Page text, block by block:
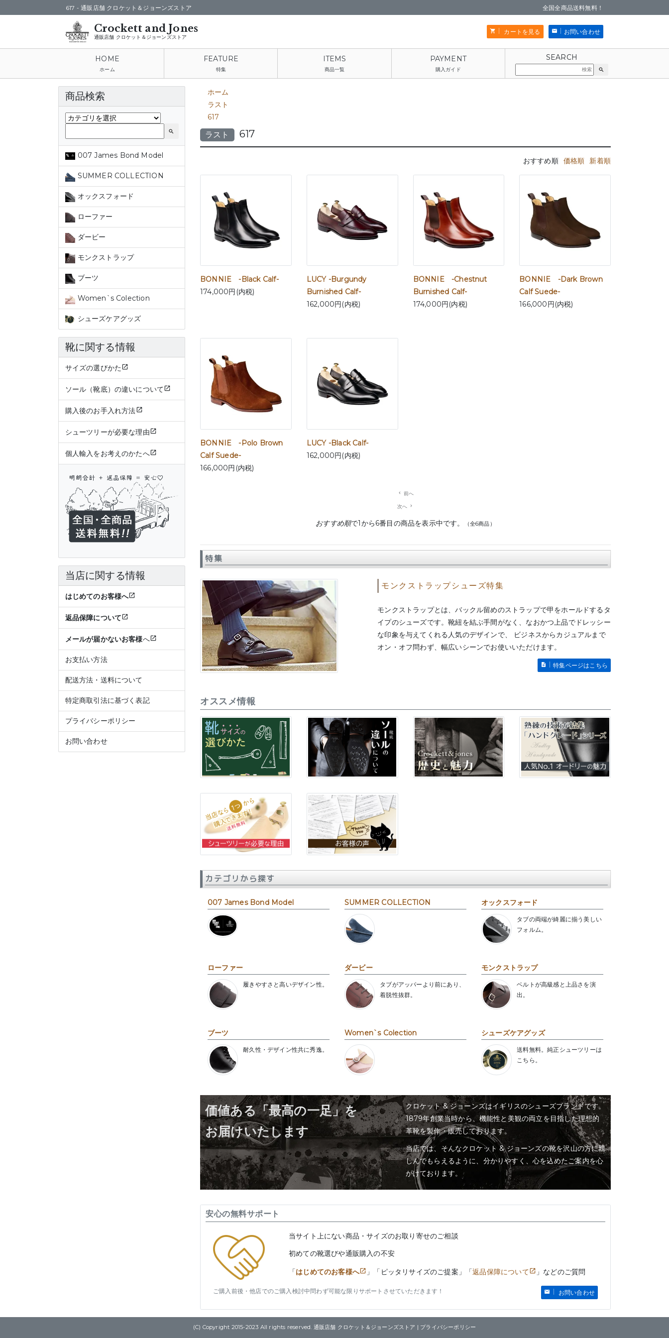
通販店舗 クロケット＆ジョーンズストア
カートを見る お問い合わせ
617 -通販店舗 クロケット＆ジョーンズストア 全国全商品送料無料！
ホーム 特集 商品一覧 購入ガイド search
ホーム
ラスト
617
ラスト 617
おすすめ順 価格順 新着順
BONNIE -Black Calf-
174,000円(内税)
LUCY -Burgundy
Burnished Calf-
162,000円(内税)
BONNIE -Chestnut
Burnished Calf-
174,000円(内税)
BONNIE -Dark Brown
Calf Suede-
166,000円(内税)
BONNIE -Polo Brown
Calf Suede-
166,000円(内税)
LUCY -Black Calf-
162,000円(内税)
navigate_before
前へ
次へ
navigate_next
おすすめ順で1から6番目の商品を表示中です。 （全6商品）
特集
モンクストラップシューズ特集
モンクストラップとは、バックル留めのストラップで甲をホールドするタ
イプのシューズです。靴紐を結ぶ手間がなく、なおかつ上品でドレッシー
な印象を与えてくれる人気のデザインで、 ビジネスからカジュアルまで
オン・オフ問わず、幅広いシーンでお使いいただけます。
特集ページはこちら
オススメ情報
カテゴリから探す
007 James Bond Model SUMMER COLLECTION オックスフォード
タブの両端が綺麗に揃う美しい
フォルム。
ローファー
履きやすさと高いデザイン性。
ダービー
タブがアッパーより前にあり、
着脱性抜群。
モンクストラップ
ベルトが高級感と上品さを演
出。
ブーツ
耐久性・デザイン性共に秀逸。
Women`s Colection シューズケアグッズ
送料無料。純正シューツリーは
こちら。
価値ある「最高の一足」を
お届けいたします
クロケット & ジョーンズはイギリスのシューズブランドです。
1879年創業当時から、機能性と美観の両立を目指した理想的
革靴を製作・販売しております。
当店では、そんなクロケット & ジョーンズの靴を沢山の方に親
しんでもらえるように、分かりやすく、心を込めたご案内を心
がけております。
安心の無料サポート
当サイト上にない商品・サイズのお取り寄せのご相談
初めての靴選びや通販購入の不安
「はじめてのお客様へ 」「ピッタリサイズのご提案」「返品保障について 」などのご質問
ご購入前後・他店でのご購入検討中問わず可能な限りサポートさせていただきます！ お問い合わせ
商品検索
search
007 James Bond Model
SUMMER COLLECTION
オックスフォード
ローファー
ダービー
モンクストラップ
ブーツ
Women`s Colection
シューズケアグッズ
靴に関する情報
サイズの選びかた
ソール（靴底）の違いについて
購入後のお手入れ方法
シューツリーが必要な理由
個人輸入をお考えのかたへ
当店に関する情報
はじめてのお客様へ
返品保障について
メールが届かないお客様へ
お支払い方法
配送方法・送料について
特定商取引法に基づく表記
プライバシーポリシー
お問い合わせ
(C) Copyright 2015-2023 All rights reserved. 通販店舗 クロケット＆ジョーンズストア | プライバシーポリシー